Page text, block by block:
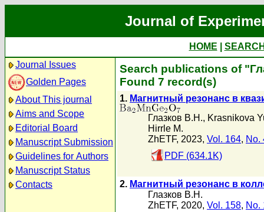
Journal of
HOME
Journal Issues
Golden Pages
About This journal
Aims and Scope
Editorial Board
Manuscript Submission
Guidelines for Authors
Manuscript Status
Contacts
Search publications of
Found 7 record(s)
1. Магнитный резонанс в
Глазков В.Н., Krasnikova
Hirrle M.
ZhETF, 2023, Vol. 164, No.
PDF (634.1K)
2. Магнитный резонанс в
Глазков В.Н.
ZhETF, 2020, Vol. 158, No.